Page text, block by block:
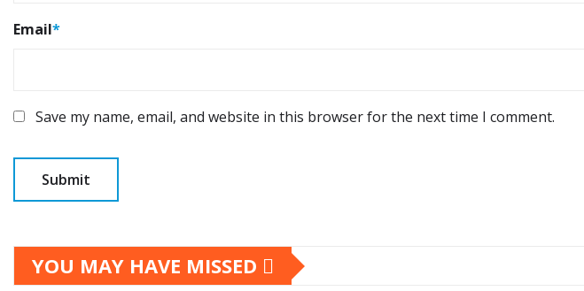
Email*
Save my name, email, and website in this browser for the next time I comment.
YOU MAY HAVE MISSED